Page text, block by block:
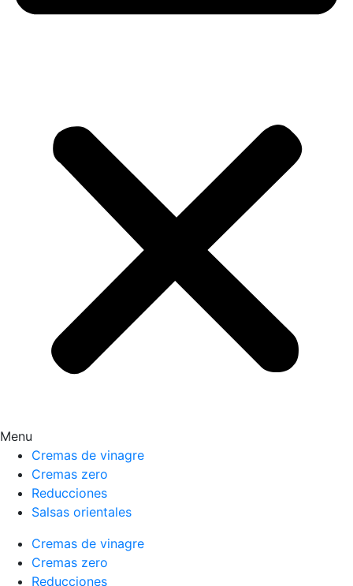
Menu
Cremas de vinagre
Cremas zero
Reducciones
Salsas orientales
Cremas de vinagre
Cremas zero
Reducciones